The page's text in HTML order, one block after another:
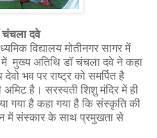
चंचला दवे
विद्यालय मोतीनगर सागर में
में मुख्य अतिथि डॉ चंचला दवे ने कहा
भव पर राष्ट्र को समर्पित है
अमिट है। सरस्वती शिशु मंदिर में ही
गया है कहा गया है कि संस्कृति की
में संस्कार के साथ प्रमुखता से